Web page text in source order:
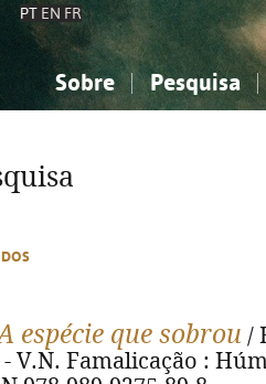
PT EN FR
Sobre Pesquisa
Ciências sociais...
Ciências sociais...
espécie que sobrou /
- V.N. Famalicação :